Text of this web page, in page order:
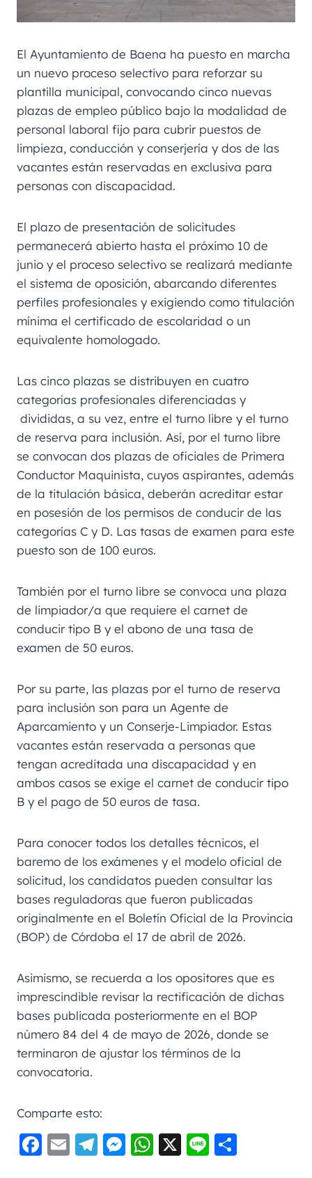
El Ayuntamiento de Baena ha puesto en marcha
un nuevo proceso selectivo para reforzar su
plantilla municipal, convocando cinco nuevas
plazas de empleo público bajo la modalidad de
personal laboral fijo para cubrir puestos de
limpieza, conducción y conserjería y dos de las
vacantes están reservadas en exclusiva para
personas con discapacidad.
El plazo de presentación de solicitudes
permanecerá abierto hasta el próximo 10 de
junio y el proceso selectivo se realizará mediante
el sistema de oposición, abarcando diferentes
perfiles profesionales y exigiendo como titulación
mínima el certificado de escolaridad o un
equivalente homologado.
Las cinco plazas se distribuyen en cuatro
categorías profesionales diferenciadas y
divididas, a su vez, entre el turno libre y el turno
de reserva para inclusión. Así, por el turno libre
se convocan dos plazas de oficiales de Primera
Conductor Maquinista, cuyos aspirantes, además
de la titulación básica, deberán acreditar estar
en posesión de los permisos de conducir de las
categorías C y D. Las tasas de examen para este
puesto son de 100 euros.
También por el turno libre se convoca una plaza
de limpiador/a que requiere el carnet de
conducir tipo B y el abono de una tasa de
examen de 50 euros.
Por su parte, las plazas por el turno de reserva
para inclusión son para un Agente de
Aparcamiento y un Conserje-Limpiador. Estas
vacantes están reservada a personas que
tengan acreditada una discapacidad y en
ambos casos se exige el carnet de conducir tipo
B y el pago de 50 euros de tasa.
Para conocer todos los detalles técnicos, el
baremo de los exámenes y el modelo oficial de
solicitud, los candidatos pueden consultar las
bases reguladoras que fueron publicadas
originalmente en el Boletín Oficial de la Provincia
(BOP) de Córdoba el 17 de abril de 2026.
Asimismo, se recuerda a los opositores que es
imprescindible revisar la rectificación de dichas
bases publicada posteriormente en el BOP
número 84 del 4 de mayo de 2026, donde se
terminaron de ajustar los términos de la
convocatoria.
Comparte esto:
F
E
Te M W X
Li